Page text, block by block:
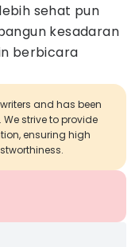
sehat pun
kesadaran
berbicara
and has been
strive to provide
ensuring high